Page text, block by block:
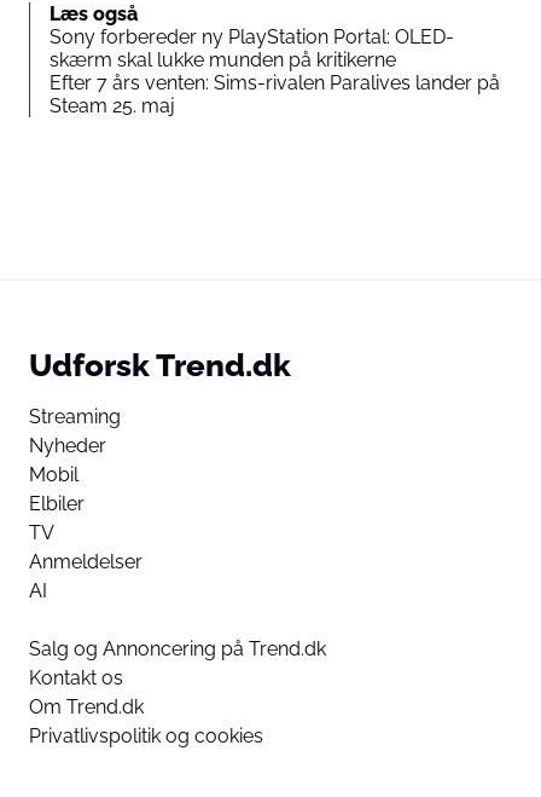
Læs også
Sony forbereder ny PlayStation Portal: OLED-
skærm skal lukke munden på kritikerne
Efter 7 års venten: Sims-rivalen Paralives lander på
Steam 25. maj
Udforsk Trend.dk
Streaming
Nyheder
Mobil
Elbiler
TV
Anmeldelser
AI
Salg og Annoncering på Trend.dk
Kontakt os
Om Trend.dk
Privatlivspolitik og cookies